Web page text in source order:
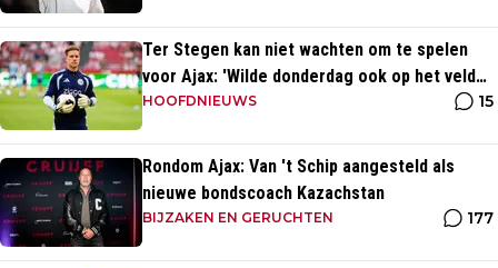
Ter Stegen kan niet wachten om te spelen
voor Ajax: 'Wilde donderdag ook op het veld
staan'
HOOFDNIEUWS 15
Rondom Ajax: Van 't Schip aangesteld als
nieuwe bondscoach Kazachstan
BIJZAKEN EN GERUCHTEN 177